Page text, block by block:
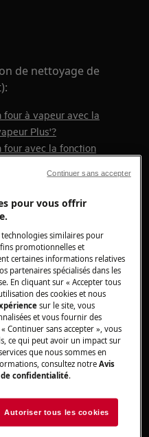
de nettoyage de
four à vapeur avec la
Plus'?
four avec la fonction
de fonction
pouvez nettoyer le
qu'il
et tous les plaques
pour vous offrir
similaires pour
promotionnelles et
certaines informations relatives
partenaires spécialisés dans les
En cliquant sur « Accepter tous
des cookies et nous
sur le site, vous
et vous fournir des
Continuer sans accepter », vous
ce qui peut avoir un impact sur
que nous sommes en
consultez notreAvis
confidentialité.
Autoriser tous les cookies
Continuer sans accepter